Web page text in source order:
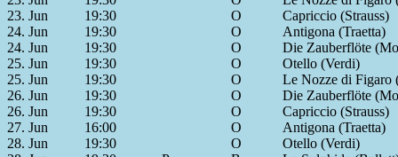
23. Jun
19:30 O
Capriccio (Strauss)
24. Jun
19:30 O
Antigona (Traetta)
24. Jun
19:30 O
Die Zauberflöte
25. Jun
19:30 O
Otello (Verdi)
25. Jun
19:30 O
Le Nozze di Figaro
26. Jun
19:30 O
Die Zauberflöte
26. Jun
19:30 O
Capriccio (Strauss)
27. Jun
16:00 O
Antigona (Traetta)
28. Jun
19:30 O
Otello (Verdi)